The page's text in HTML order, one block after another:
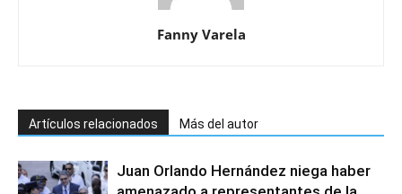
Fanny Varela
Artículos relacionados Más del autor
Juan Orlando Hernández niega haber